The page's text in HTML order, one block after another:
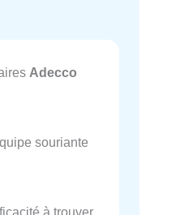
Adecco
souriante
à trouver